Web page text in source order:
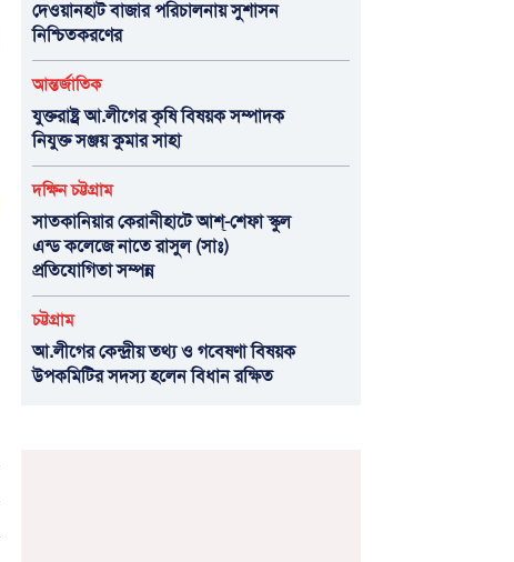
দেওয়ানহাট বাজার পরিচালনায় সুশাসন
নিশ্চিতকরণের
আন্তর্জাতিক
যুক্তরাষ্ট্র আ.লীগের কৃষি বিষয়ক সম্পাদক
নিযুক্ত সঞ্জয় কুমার সাহা
দক্ষিন চট্টগ্রাম
সাতকানিয়ার কেরানীহাটে আশ্-শেফা স্কুল
এন্ড কলেজে নাতে রাসুল (সাঃ)
প্রতিযোগিতা সম্পন্ন
চট্টগ্রাম
আ.লীগের কেন্দ্রীয় তথ্য ও গবেষণা বিষয়ক
উপকমিটির সদস্য হলেন বিধান রক্ষিত